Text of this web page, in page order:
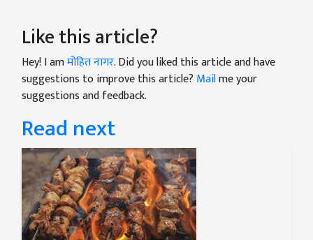
Like this article?
Hey! I amमोहित नागर. Did you liked this article and have
suggestions to improve this article? Mailme your
suggestions and feedback.
Read next